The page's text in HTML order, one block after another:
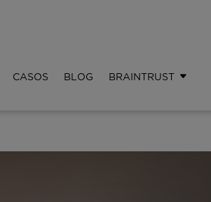
CASOS BLOG BRAINTRUST